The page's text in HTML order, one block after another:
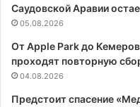
Саудовской Аравии
05.08.2026
От Apple Park до
проходят повторную
04.08.2026
Предстоит спасение